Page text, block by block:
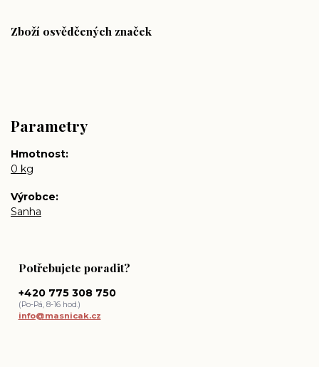
Zboží osvědčených značek
Parametry
Hmotnost
0 kg
Výrobce
Sanha
Potřebujete poradit?
+420 775 308 750
(Po-Pá, 8-16 hod.)
info@masnicak.cz